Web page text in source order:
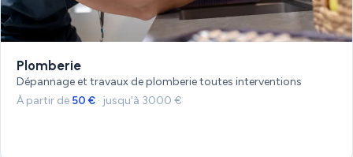
Plomberie
Dépannage et travaux de plomberie toutes interventions
À partir de 50 € · jusqu'à 3000 €